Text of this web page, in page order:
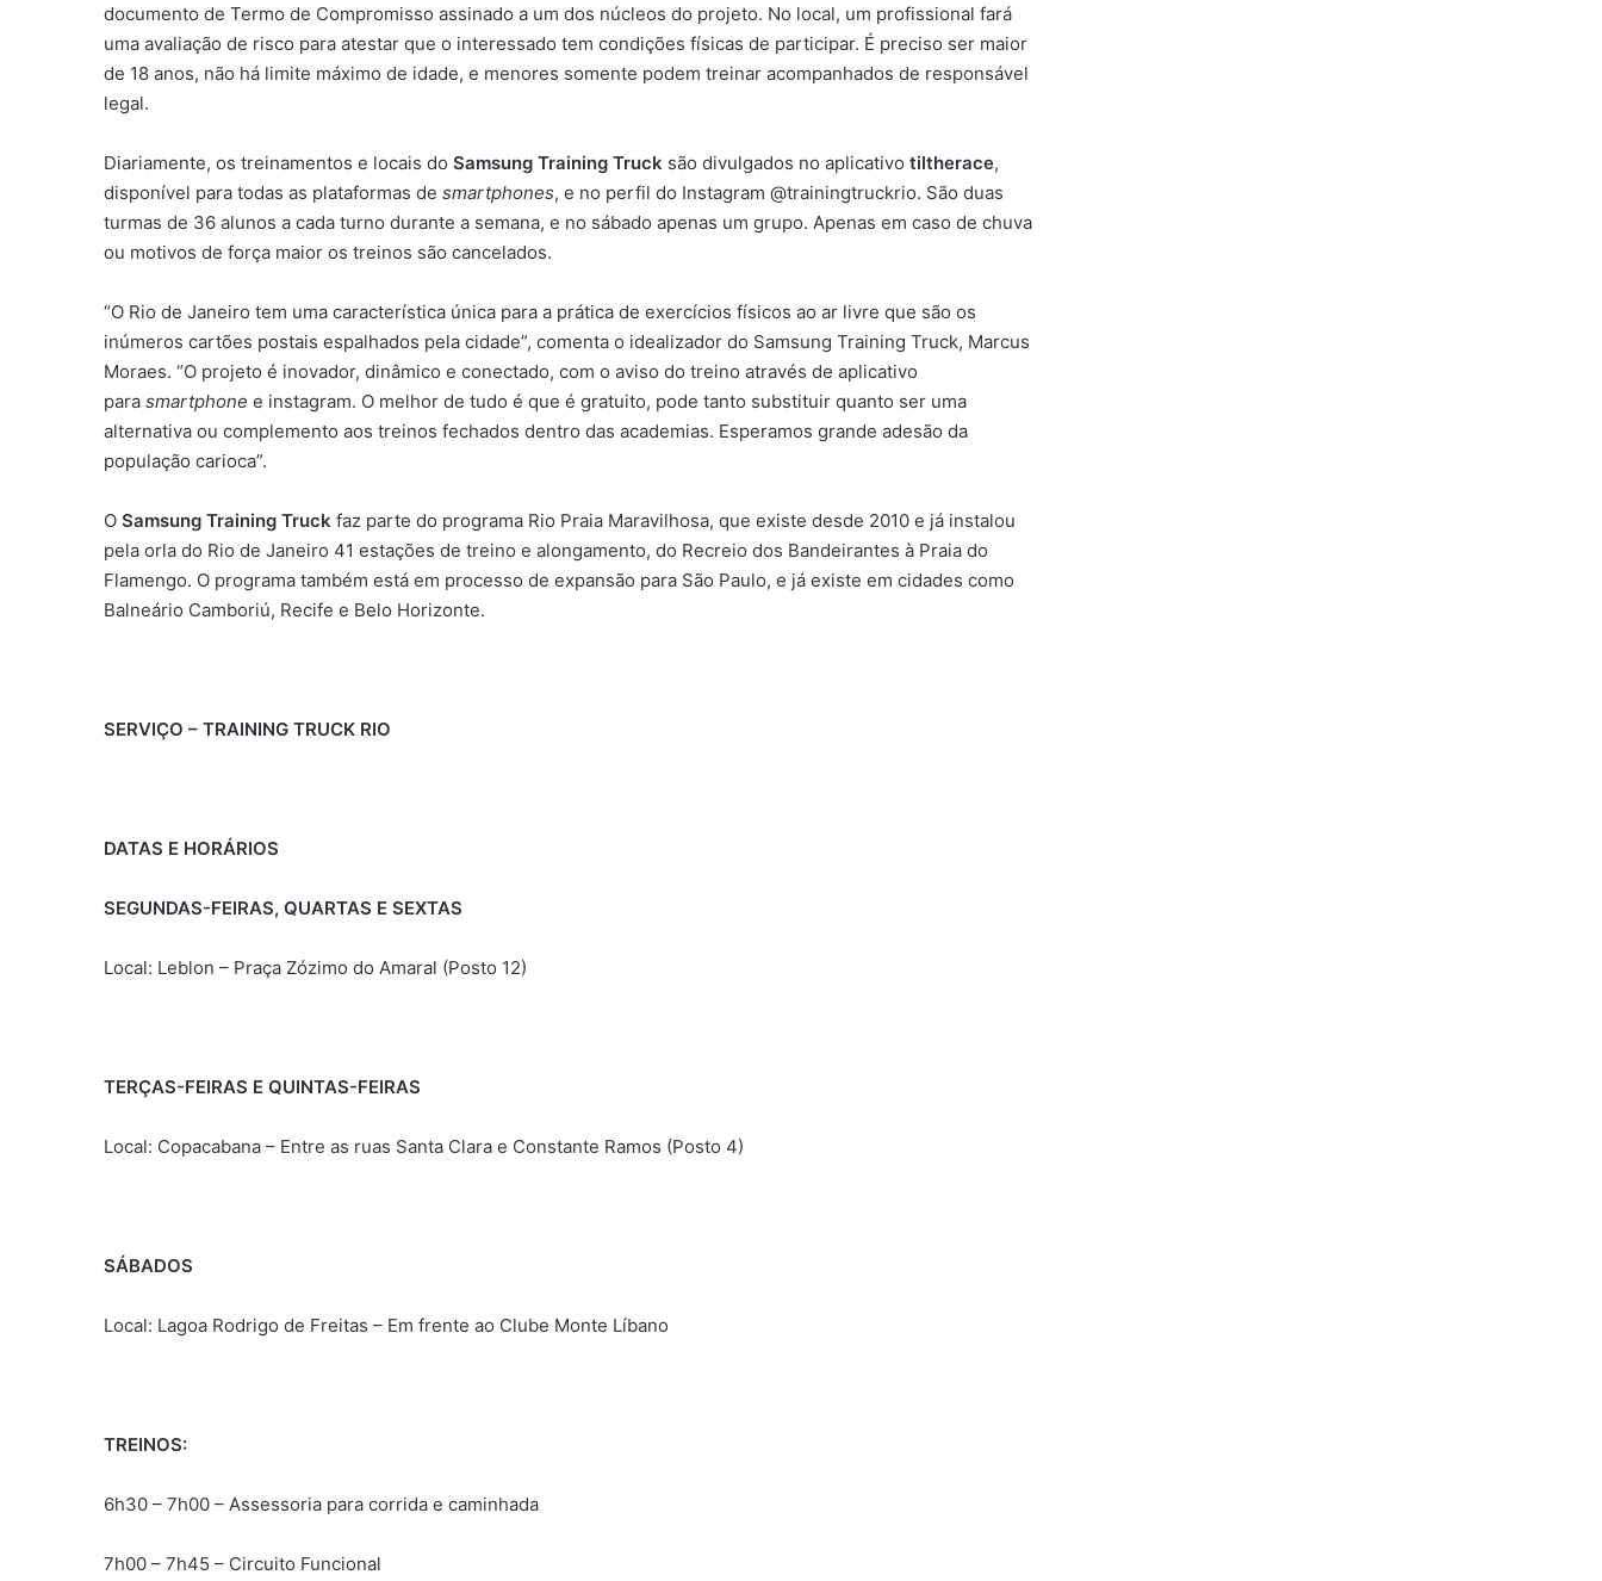
documento de Termo de Compromisso assinado a um dos núcleos do projeto. No local, um profissional fará
uma avaliação de risco para atestar que o interessado tem condições físicas de participar. É preciso ser maior
de 18 anos, não há limite máximo de idade, e menores somente podem treinar acompanhados de responsável
legal.
Diariamente, os treinamentos e locais do Samsung Training Truck são divulgados no aplicativo tiltherace,
disponível para todas as plataformas de smartphones, e no perfil do Instagram @trainingtruckrio. São duas
turmas de 36 alunos a cada turno durante a semana, e no sábado apenas um grupo. Apenas em caso de chuva
ou motivos de força maior os treinos são cancelados.
“O Rio de Janeiro tem uma característica única para a prática de exercícios físicos ao ar livre que são os
inúmeros cartões postais espalhados pela cidade”, comenta o idealizador do Samsung Training Truck, Marcus
Moraes. “O projeto é inovador, dinâmico e conectado, com o aviso do treino através de aplicativo
para smartphone e instagram. O melhor de tudo é que é gratuito, pode tanto substituir quanto ser uma
alternativa ou complemento aos treinos fechados dentro das academias. Esperamos grande adesão da
população carioca”.
O Samsung Training Truck faz parte do programa Rio Praia Maravilhosa, que existe desde 2010 e já instalou
pela orla do Rio de Janeiro 41 estações de treino e alongamento, do Recreio dos Bandeirantes à Praia do
Flamengo. O programa também está em processo de expansão para São Paulo, e já existe em cidades como
Balneário Camboriú, Recife e Belo Horizonte.
SERVIÇO – TRAINING TRUCK RIO
DATAS E HORÁRIOS
SEGUNDAS-FEIRAS, QUARTAS E SEXTAS
Local: Leblon – Praça Zózimo do Amaral (Posto 12)
TERÇAS-FEIRAS E QUINTAS-FEIRAS
Local: Copacabana – Entre as ruas Santa Clara e Constante Ramos (Posto 4)
SÁBADOS
Local: Lagoa Rodrigo de Freitas – Em frente ao Clube Monte Líbano
TREINOS:
6h30 – 7h00 – Assessoria para corrida e caminhada
7h00 – 7h45 – Circuito Funcional